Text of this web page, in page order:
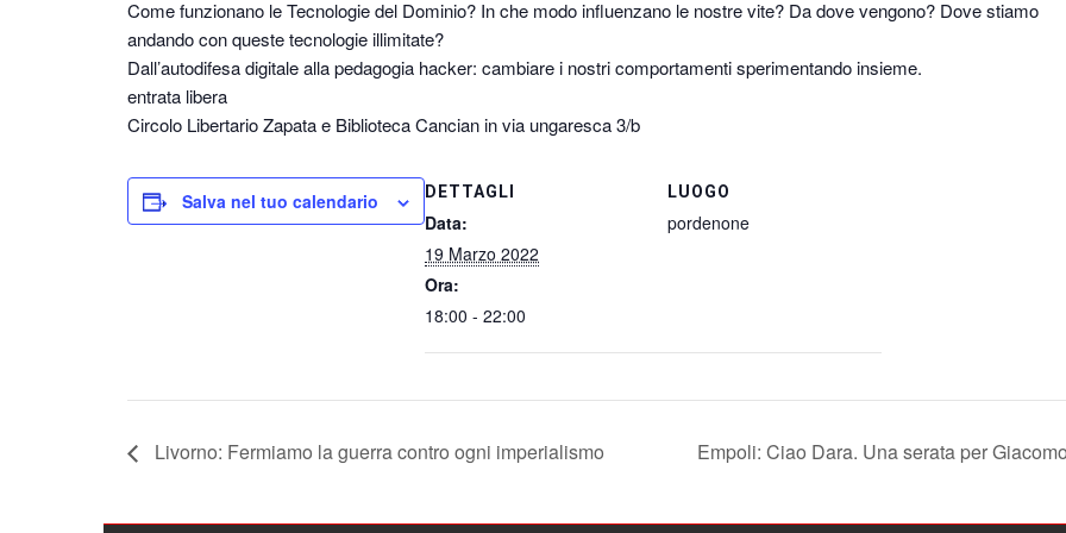
Come funzionano le Tecnologie del Dominio? In che modo influenzano le nostre vite? Da dove vengono? Dove stiamo
andando con queste tecnologie illimitate?
Dall’autodifesa digitale alla pedagogia hacker: cambiare i nostri comportamenti sperimentando insieme.
entrata libera
Circolo Libertario Zapata e Biblioteca Cancian in via ungaresca 3/b
Salva nel tuo calendario DETTAGLI
Data:
19 Marzo 2022
Ora:
18:00 - 22:00
LUOGO
pordenone
Livorno: Fermiamo la guerra contro ogni imperialismo Empoli: Ciao Dara. Una serata per